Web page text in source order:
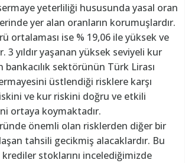
yeterliliği hususunda yasal oran
yer alan oranların korumuşlardır.
ortalaması ise % 19,06 ile yüksek ve
3 yıldır yaşanan yüksek seviyeli kur
bankacılık sektörünün Türk Lirası
üstlendiği risklere karşı
ve kur riskini doğru ve etkili
ortaya koymaktadır.
önemli olan risklerden diğer bir
tahsili gecikmiş alacaklardır. Bu
stoklarını incelediğimizde